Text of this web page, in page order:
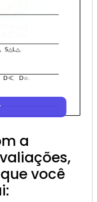
a
você